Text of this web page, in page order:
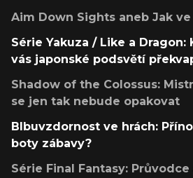
Aim Down Sights aneb Jak
Série Yakuza / Like a Dragon:
vás japonské podsvětí
Shadow of the Colossus:
se jen tak nebude opakovat
Blbuvzdornost ve hrách:
boty zábavy?
Série Final Fantasy: